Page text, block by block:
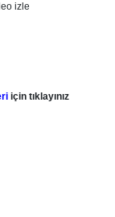
izle
için tıklayınız